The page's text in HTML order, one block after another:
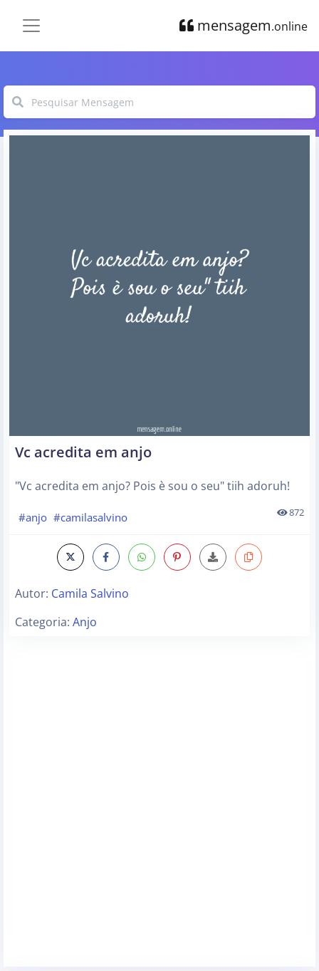
mensagem.online
Vc acredita em anjo
"Vc acredita em anjo? Pois è sou o seu" tiih adoruh!
#anjo #camilasalvino 872
Autor: Camila Salvino
Categoria: Anjo